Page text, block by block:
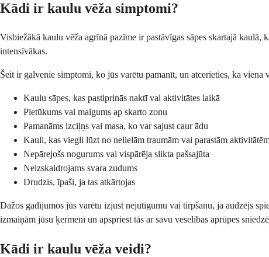
Kādi ir kaulu vēža simptomi?
Visbiežākā kaulu vēža agrīnā pazīme ir pastāvīgas sāpes skartajā kaulā,
intensīvākas.
Šeit ir galvenie simptomi, ko jūs varētu pamanīt, un atcerieties, ka
Kaulu sāpes, kas pastiprinās naktī vai aktivitātes laikā
Pietūkums vai maigums ap skarto zonu
Pamanāms izciļņs vai masa, ko var sajust caur ādu
Kauli, kas viegli lūzt no nelielām traumām vai parastām
Nepārejošs nogurums vai vispārēja slikta pašsajūta
Neizskaidrojams svara zudums
Drudzis, īpaši, ja tas atkārtojas
Dažos gadījumos jūs varētu izjust nejutīgumu vai tirpšanu, ja audzējs
izmaiņām jūsu ķermenī un apspriest tās ar savu veselības aprūpes
Kādi ir kaulu vēža veidi?